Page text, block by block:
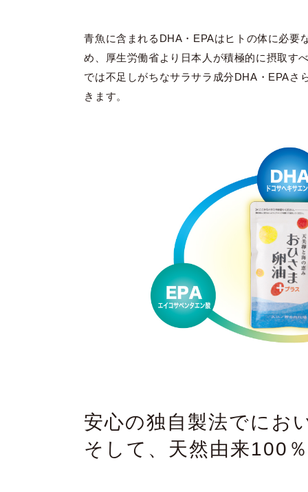
青魚に含まれるDHA・EPAはヒトの体に必要
め、厚生労働省より日本人が積極的に摂取す
では不足しがちなサラサラ成分DHA・EPAさ
きます。
安心の独自製法でにお
そして、天然由来100％